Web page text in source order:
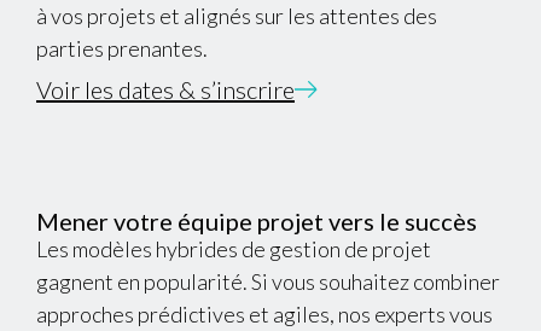
à vos projets et alignés sur les attentes des
parties prenantes.
Voir les dates & s’inscrire
Mener votre équipe projet vers le succès
Les modèles hybrides de gestion de projet
gagnent en popularité. Si vous souhaitez combiner
approches prédictives et agiles, nos experts vous